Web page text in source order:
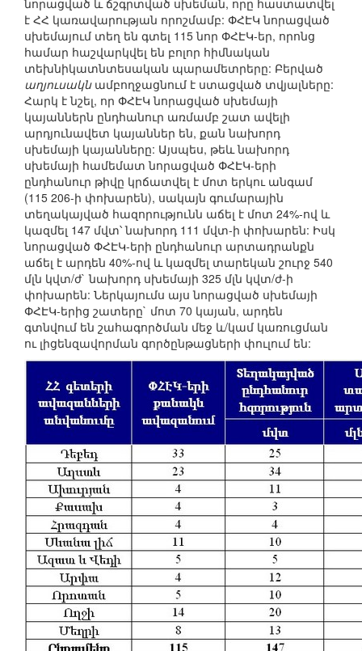
նորացված և ճշգրտված սխեման, որը հաստատվել
է ՀՀ կառավարության որոշմամբ: ՓՀԷԿ նորացված
սխեմայում տեղ են գտել 115 նոր ՓՀԷԿ-եր, որոնց
համար հաշվարկվել են բոլոր հիմնական
տեխնիկատնտեսական պարամետրերը: Բերված
աղյուսակնամբողջացնում է ստացված տվյալները:
Հարկ է նշել, որ ՓՀԷԿ նորացված սխեմայի
կայաններն ընդհանուր առմամբ շատ ավելի
արդյունավետ կայաններ են, քան նախորդ
սխեմայի կայանները: Այսպես, թեև նախորդ
սխեմայի համեմատ նորացված ՓՀԷԿ-երի
ընդհանուր թիվը կրճատվել է մոտ երկու անգամ
(115 206-ի փոխարեն), սակայն գումարային
տեղակայված հազորությունն աճել է մոտ 24%-ով և
կազմել 147 մվտ՝ նախորդ 111 մվտ-ի փոխարեն: Իսկ
նորացված ՓՀԷԿ-երի ընդհանուր արտադրանքն
աճել է արդեն 40%-ով և կազմել տարեկան շուրջ 540
մլն կվտ/ժ` նախորդ սխեմայի 325 մլն կվտ/ժ-ի
փոխարեն: Ներկայումս այս նորացված սխեմայի
ՓՀԷԿ-երից շատերը` մոտ 70 կայան, արդեն
գտնվում են շահագործման մեջ և/կամ կառուցման
ու լիցենզավորման գործընթացների փուլում են: